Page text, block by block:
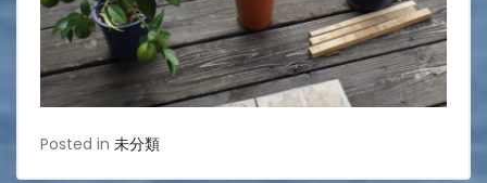
Posted in 未分類